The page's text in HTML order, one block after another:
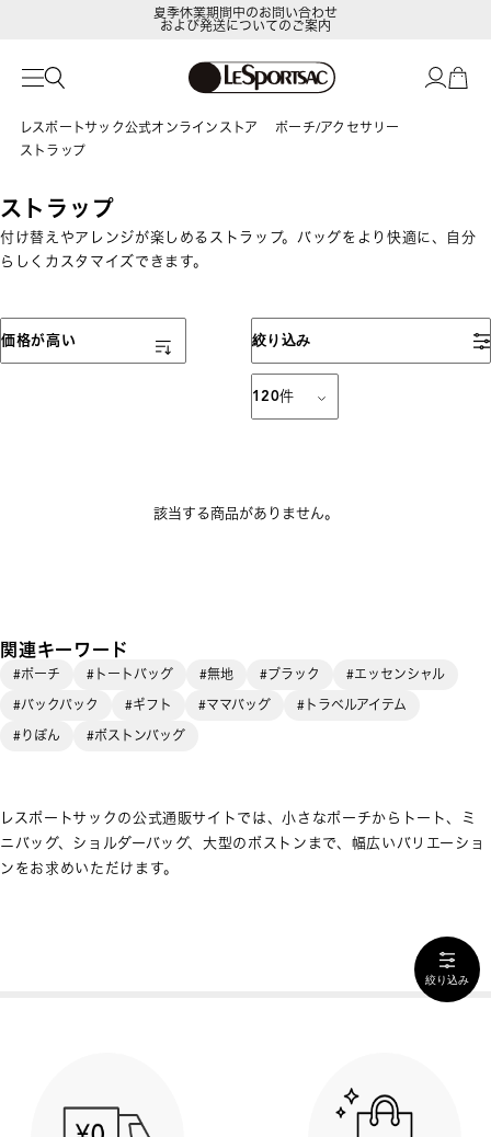
夏季休業期間中のお問い合わせ
および発送についてのご案内
レスポートサック公式オンラインストア
ポーチ/アクセサリー
ストラップ
ストラップ
付け替えやアレンジが楽しめるストラップ。バッグをより快適に、自分
らしくカスタマイズできます。
絞り込み
120件
表示順
価格が高い
該当する商品がありません。
関連キーワード
#ポーチ #トートバッグ #無地 #ブラック
#エッセンシャル
#バックパック
#ギフト #ママバッグ
#トラベルアイテム
#りぼん
#ボストンバッグ
レスポートサックの公式通販サイトでは、小さなポーチからトート、ミ
ニバッグ、ショルダーバッグ、大型のボストンまで、幅広いバリエーショ
ンをお求めいただけます。
絞り込み